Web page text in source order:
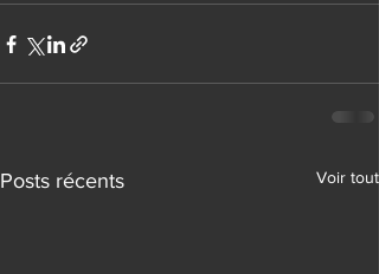
Posts récents Voir tout